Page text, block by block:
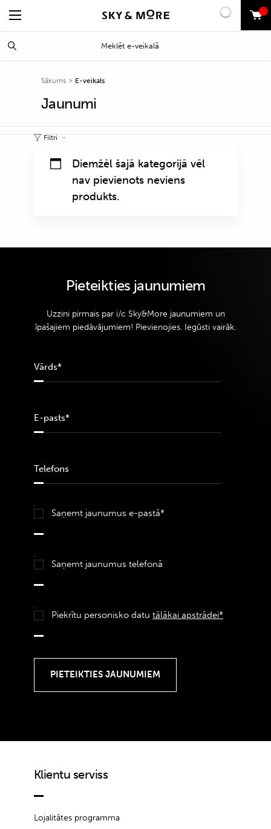
0
Sākums E-veikals
Jaunumi
Filtri
Diemžēl šajā kategorijā vēl
nav pievienots neviens
produkts.
Pieteikties jaunumiem
Uzzini pirmais par i/c Sky&More jaunumiem un
īpašajiem piedāvājumiem! Pievienojies. Iegūsti vairāk.
Saņemt jaunumus e-pastā*
Saņemt jaunumus telefonā
Piekrītu personisko datu tālākai apstrādei*
Klientu serviss
Lojalitātes programma